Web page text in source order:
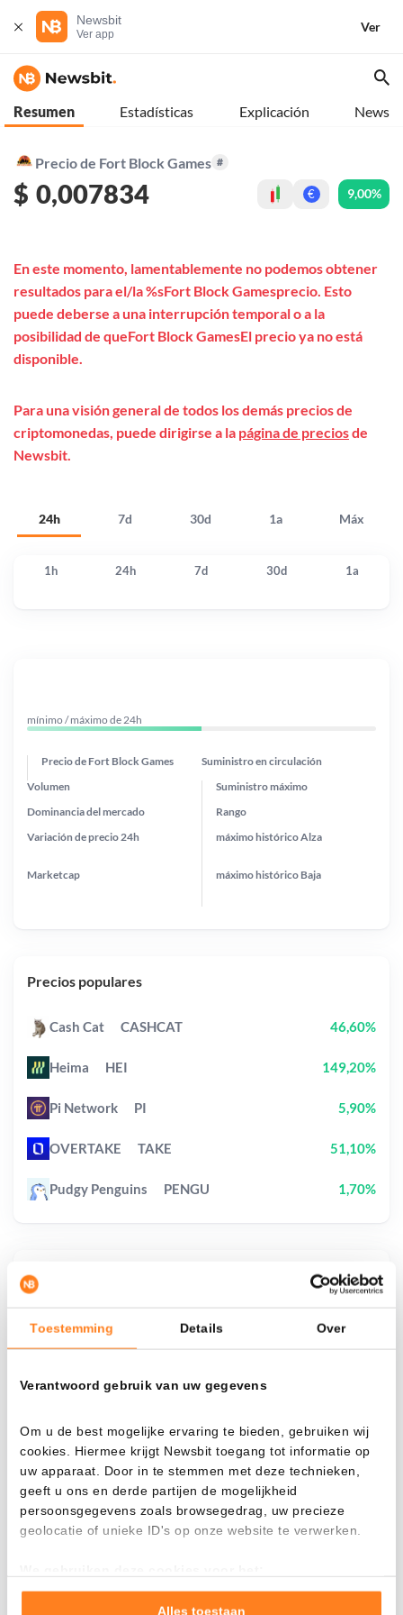
Toestemming Details Over
Verantwoord gebruik van uw gegevens
Om u de best mogelijke ervaring te bieden, gebruiken wij
cookies. Hiermee krijgt Newsbit toegang tot informatie op
uw apparaat. Door in te stemmen met deze technieken,
geeft u ons en derde partijen de mogelijkheid
persoonsgegevens zoals browsegedrag, uw precieze
geolocatie of unieke ID's op onze website te verwerken.
Goed laten functioneren van deze website
Verzamelen van gebruiksstatistieken
Alles toestaan
Newsbit
Ver app
Ver
Resumen Estadísticas Explicación News
Precio de Fort Block Games #
$ 0,007834 € 9,00%
24h 7d 30d 1a Máx
En este momento, lamentablemente no podemos obtener
resultados para el/la %sFort Block Gamesprecio. Esto
puede deberse a una interrupción temporal o a la
posibilidad de queFort Block GamesEl precio ya no está
disponible.
Para una visión general de todos los demás precios de
criptomonedas, puede dirigirse a la página de preciosde
Newsbit.
1h 24h 7d 30d 1a
Mira cuánto valor tendrías hoy si hubieras
aplicado el dollar-cost averaging en distintas
Cada Desde
$
---
mínimo / máximo de 24h
Precio de Fort Block Games Suministro en circulación
Variación de precio 24h
Suministro máximo
Dominancia del mercado
Marketcap
Volumen
Rango
máximo históricoAlza
máximo histórico Baja
Precios populares
Cash Cat CASHCAT 46,60%
Heima HEI 149,20%
Pi Network PI 5,90%
OVERTAKE TAKE 51,10%
Pudgy Penguins PENGU 1,70%